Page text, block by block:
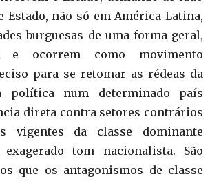
Estado, não só em América Latina,
burguesas de uma forma geral,
e ocorrem como movimento
para se retomar as rédeas da
política num determinado país
direta contra setores contrários
vigentes da classe dominante
tom nacionalista. São
que os antagonismos de classe